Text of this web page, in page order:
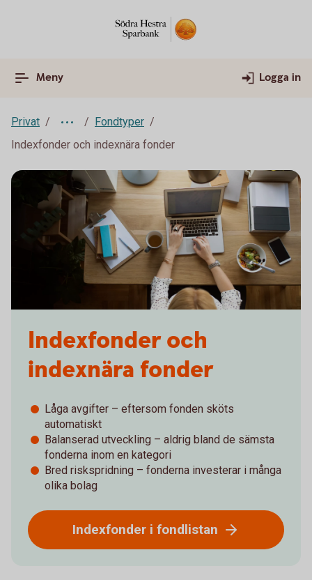
Meny Logga in
Privat
Fondtyper
Indexfonder och indexnära fonder
Indexfonder och
indexnära fonder
Låga avgifter – eftersom fonden sköts
automatiskt
Balanserad utveckling – aldrig bland de sämsta
fonderna inom en kategori
Bred riskspridning – fonderna investerar i många
olika bolag
Indexfonder i fondlistan